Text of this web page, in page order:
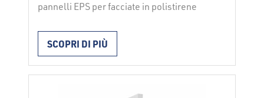
pannelli EPS per facciate in polistirene
utilizzano per l’isolamento termico nei
sistemi di facciata ETICS in conformità con
ETAG 004. I pannelli vengono installati
con collanti per facciata o con l’aggiunta di
fissatori meccanici. Durante l’installazione
SCOPRI DI PIÙ